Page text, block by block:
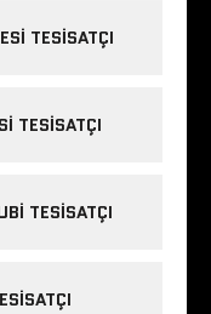
TESISATÇI
TESISATÇI
TESISATÇI